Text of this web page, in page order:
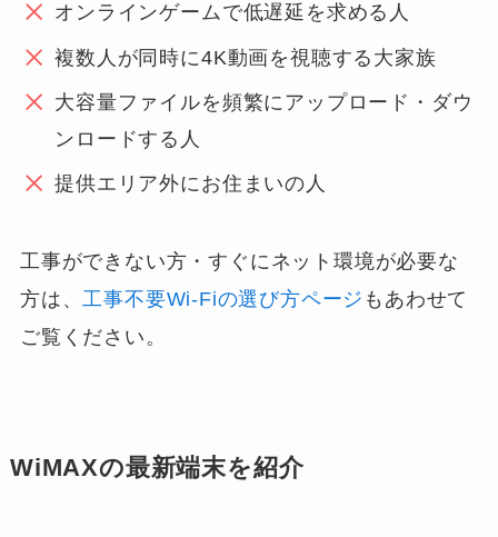
オンラインゲームで低遅延を求める人
複数人が同時に4K動画を視聴する大家族
大容量ファイルを頻繁にアップロード・ダウ
ンロードする人
提供エリア外にお住まいの人
工事ができない方・すぐにネット環境が必要な
方は、 工事不要Wi-Fiの選び方ページ もあわせて
ご覧ください。
WiMAXの最新端末を紹介